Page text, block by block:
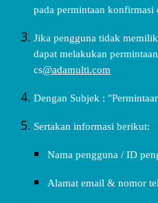
pada permintaan
Jika pengguna tidak
dapat melakukan
cs@adamulti.com
Dengan Subjek :
Sertakan informasi berikut:
Nama pengguna / ID
Alamat email & nomor